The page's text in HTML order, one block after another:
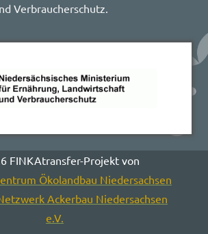
Verbraucherschutz.
FINKAtransfer-Projekt von
Ökolandbau Niedersachsen
Ackerbau Niedersachsen
e.V.